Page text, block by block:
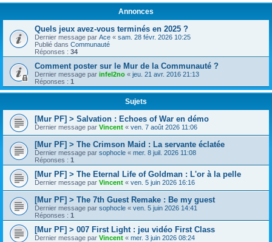
r
Annonces
Quels jeux avez-vous terminés en 2025 ?
Dernier message par Ace « sam. 28 févr. 2026 10:25
Publié dans Communauté
Réponses : 34
Comment poster sur le Mur de la Communauté ?
Dernier message par infel2no « jeu. 21 avr. 2016 21:13
Réponses : 1
Sujets
[Mur PF] > Salvation : Echoes of War en démo
Dernier message par Vincent « ven. 7 août 2026 11:06
[Mur PF] > The Crimson Maid : La servante éclatée
Dernier message par sophocle « mer. 8 juil. 2026 11:08
Réponses : 1
[Mur PF] > The Eternal Life of Goldman : L'or à la pelle
Dernier message par Vincent « ven. 5 juin 2026 16:16
[Mur PF] > The 7th Guest Remake : Be my guest
Dernier message par sophocle « ven. 5 juin 2026 14:41
Réponses : 1
[Mur PF] > 007 First Light : jeu vidéo First Class
Dernier message par Vincent « mer. 3 juin 2026 08:24